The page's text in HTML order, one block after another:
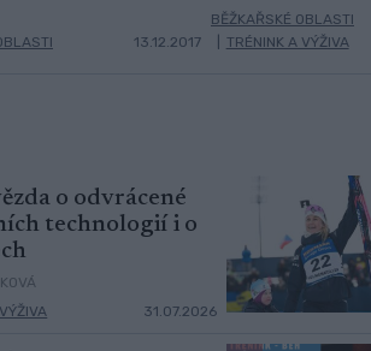
13.12.2017
BĚŽKAŘSKÉ OBLASTI
TRÉNINK A VÝŽIVA
o odvrácené
technologií i o
31.07.2026